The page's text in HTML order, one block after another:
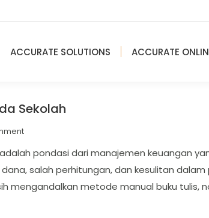
ACCURATE SOLUTIONS ACCURATE
Sekolah
pondasi dari manajemen keuangan
salah perhitungan, dan kesulitan
mengandalkan metode manual buku tulis,